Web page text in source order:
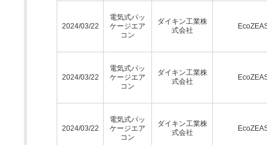
2024/03/22
電気式パッ
ケージエア
コン
ダイキン工業株
式会社
2024/03/22
電気式パッ
ケージエア
コン
ダイキン工業株
式会社
2024/03/22
電気式パッ
ケージエア
コン
ダイキン工業株
式会社